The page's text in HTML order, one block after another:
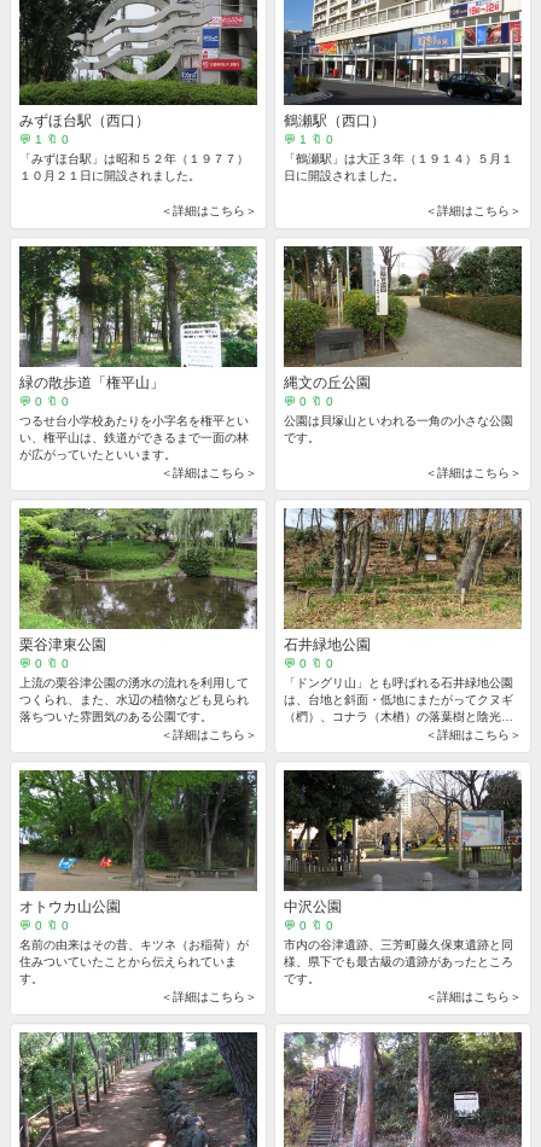
みずほ台駅（西口）
💬 1 🔖 0
「みずほ台駅」は昭和５２年（１９７７）
１０月２１日に開設されました。
＜詳細はこちら＞
鶴瀬駅（西口）
💬 1 🔖 0
「鶴瀬駅」は大正３年（１９１４）５月１
日に開設されました。
＜詳細はこちら＞
緑の散歩道「権平山」
💬 0 🔖 0
つるせ台小学校あたりを小字名を権平とい
い、権平山は、鉄道ができるまで一面の林
が広がっていたといいます。
＜詳細はこちら＞
縄文の丘公園
💬 0 🔖 0
公園は貝塚山といわれる一角の小さな公園
です。
＜詳細はこちら＞
栗谷津東公園
💬 0 🔖 0
上流の栗谷津公園の湧水の流れを利用して
つくられ、また、水辺の植物なども見られ
落ちついた雰囲気のある公園です。
＜詳細はこちら＞
石井緑地公園
💬 0 🔖 0
「ドングリ山」とも呼ばれる石井緑地公園
は、台地と斜面・低地にまたがってクヌギ
（椚）、コナラ（木楢）の落葉樹と陰光性
の草木類が生い茂り、台地の下には、湧水
があります。
＜詳細はこちら＞
オトウカ山公園
💬 0 🔖 0
名前の由来はその昔、キツネ（お稲荷）が
住みついていたことから伝えられていま
す。
＜詳細はこちら＞
中沢公園
💬 0 🔖 0
市内の谷津遺跡、三芳町藤久保東遺跡と同
様、県下でも最古級の遺跡があったところ
です。
＜詳細はこちら＞